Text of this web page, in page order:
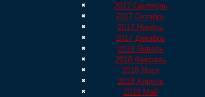
2017 Сентябрь
2017 Октябрь
2017 Ноябрь
2017 Декабрь
2018 Январь
2018 Февраль
2018 Март
2018 Апрель
2018 Май